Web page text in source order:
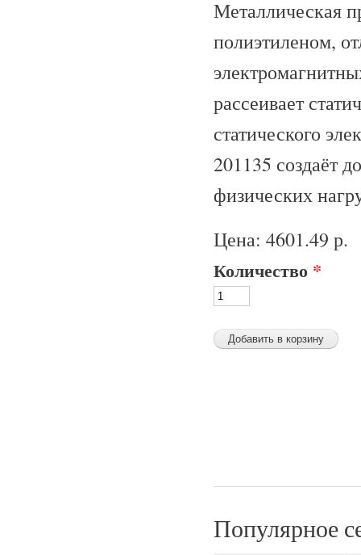
Металлическая
полиэтиленом,
рассеивает
статического
201135 создаёт
физических
Цена: 4601.49 р.
Количество *
Популярное